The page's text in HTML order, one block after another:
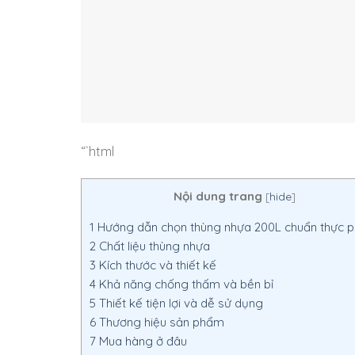
“`html
Nội dung trang [hide]
1 Hướng dẫn chọn thùng nhựa 200L chuẩn thực
2 Chất liệu thùng nhựa
3 Kích thước và thiết kế
4 Khả năng chống thấm và bền bỉ
5 Thiết kế tiện lợi và dễ sử dụng
6 Thương hiệu sản phẩm
7 Mua hàng ở đâu